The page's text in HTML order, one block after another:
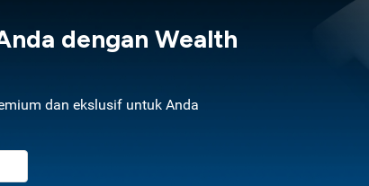
dengan Wealth
dan ekslusif untuk Anda